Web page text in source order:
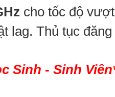
cho tốc độ
lag. Thủ tục
Sinh - Sinh